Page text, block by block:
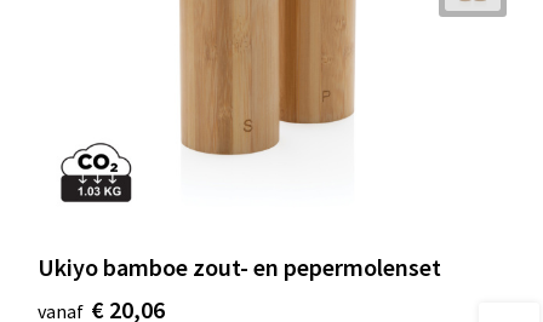
Ukiyo bamboe zout- en pepermolenset
vanaf € 20,06